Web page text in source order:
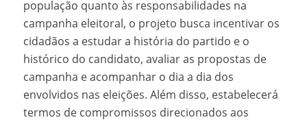
população quanto às responsabilidades na
campanha eleitoral, o projeto busca incentivar os
cidadãos a estudar a história do partido e o
histórico do candidato, avaliar as propostas de
campanha e acompanhar o dia a dia dos
envolvidos nas eleições. Além disso, estabelecerá
termos de compromissos direcionados aos